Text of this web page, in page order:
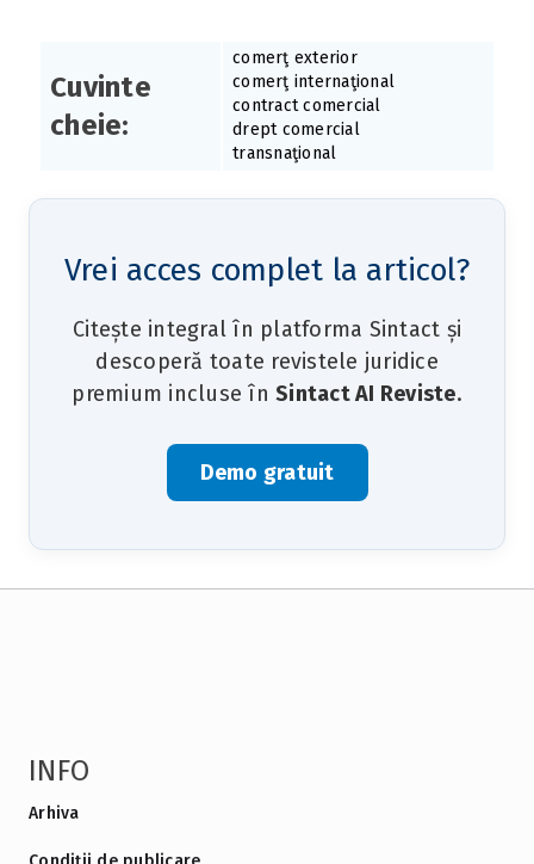
Cuvinte
cheie:
comerţ exterior
comerţ internaţional
contract comercial
drept comercial
transnaţional
Vrei acces complet la articol?
Citește integral în platforma Sintact și
descoperă toate revistele juridice
premium incluse în Sintact AI Reviste.
Demo gratuit
INFO
Arhiva